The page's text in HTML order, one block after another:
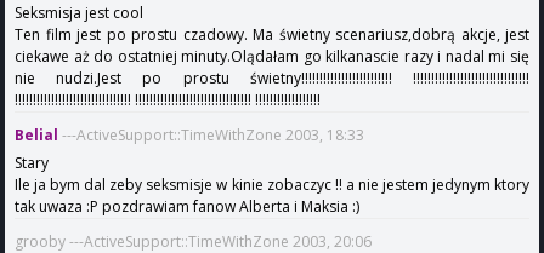
Seksmisja jest cool
Ten film jest po prostu czadowy. Ma świetny scenariusz,dobrą akcje, jest
ciekawe aż do ostatniej minuty.Olądałam go kilkanascie razy i nadal mi się
nie nudzi.Jest po prostu świetny!!!!!!!!!!!!!!!!!!!!!!!!! !!!!!!!!!!!!!!!!!!!!!!!!!!!!!!!!
!!!!!!!!!!!!!!!!!!!!!!!!!!!!!!!! !!!!!!!!!!!!!!!!!!!!!!!!!!!!!!!! !!!!!!!!!!!!!!!!!!
Belial ---ActiveSupport::TimeWithZone 2003, 18:33
Stary
Ile ja bym dal zeby seksmisje w kinie zobaczyc !! a nie jestem jedynym ktory
tak uwaza :P pozdrawiam fanow Alberta i Maksia :)
grooby ---ActiveSupport::TimeWithZone 2003, 20:06